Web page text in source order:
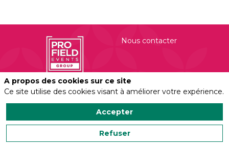
Salonvert organisé
par
Profield Events
450 Rue Evariste
Nous contacter
Politique de confidentialité
Mentions légales
A propos des cookies sur ce site
Ce site utilise des cookies visant à améliorer votre expérience.
Accepter
Refuser